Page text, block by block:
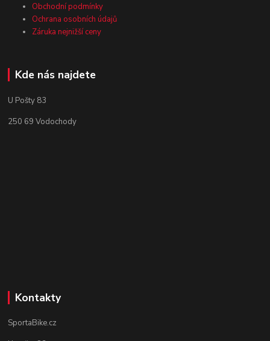
Obchodní podmínky
Ochrana osobních údajů
Záruka nejnižší ceny
Kde nás najdete
U Pošty 83
250 69 Vodochody
Kontakty
SportaBike.cz